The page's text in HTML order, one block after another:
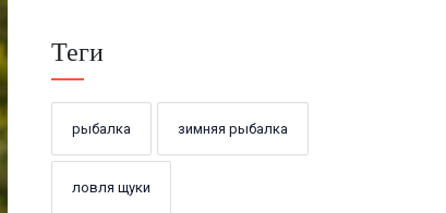
Теги
рыбалка зимняя рыбалка
ловля щуки